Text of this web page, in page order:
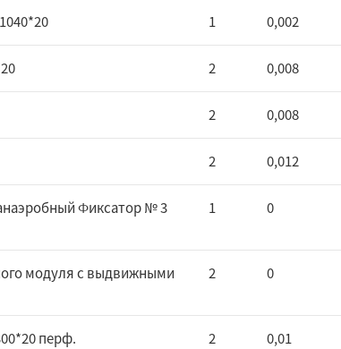
1 0,002
2 0,008
2 0,008
2 0,012
Фиксатор № 3
1 0
модуля с выдвижными
2 0
перф. 2 0,01